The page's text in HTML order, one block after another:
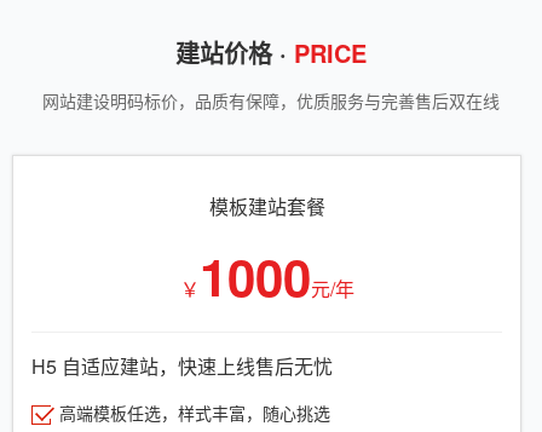
建站价格 · PRICE
网站建设明码标价，品质有保障，优质服务与完善售后双在线
模板建站套餐
￥ 1000元/年
H5 自适应建站，快速上线售后无忧
高端模板任选，样式丰富，随心挑选